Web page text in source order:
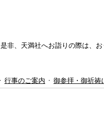
是非、天満社へお詣りの際は、
行事のご案内 御参拝・御祈祷